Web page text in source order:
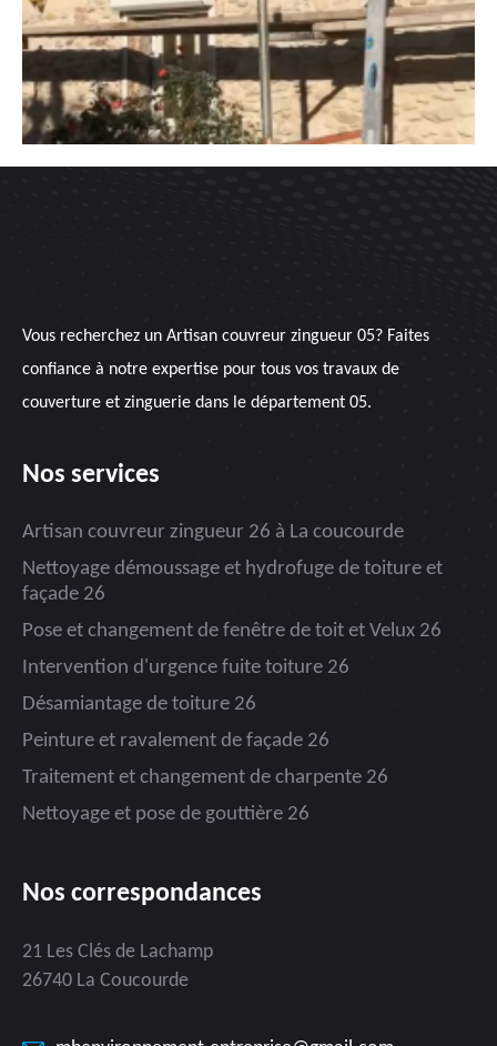
Vous recherchez un Artisan couvreur zingueur 05? Faites
confiance à notre expertise pour tous vos travaux de
couverture et zinguerie dans le département 05.
Nos services
Artisan couvreur zingueur 26 à La coucourde
Nettoyage démoussage et hydrofuge de toiture et
façade 26
Pose et changement de fenêtre de toit et Velux 26
Intervention d'urgence fuite toiture 26
Désamiantage de toiture 26
Peinture et ravalement de façade 26
Traitement et changement de charpente 26
Nettoyage et pose de gouttière 26
Nos correspondances
21 Les Clés de Lachamp
26740 La Coucourde